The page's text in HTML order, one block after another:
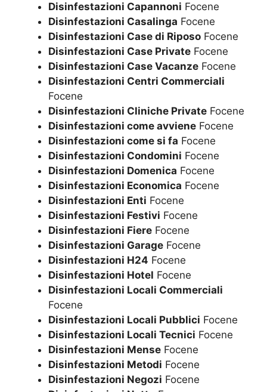
Disinfestazioni Capannoni Focene
Disinfestazioni Casalinga Focene
Disinfestazioni Case di Riposo Focene
Disinfestazioni Case Private Focene
Disinfestazioni Case Vacanze Focene
Disinfestazioni Centri Commerciali
Focene
Disinfestazioni Cliniche Private Focene
Disinfestazioni come avviene Focene
Disinfestazioni come si fa Focene
Disinfestazioni Condomini Focene
Disinfestazioni Domenica Focene
Disinfestazioni Economica Focene
Disinfestazioni Enti Focene
Disinfestazioni Festivi Focene
Disinfestazioni Fiere Focene
Disinfestazioni Garage Focene
Disinfestazioni H24 Focene
Disinfestazioni Hotel Focene
Disinfestazioni Locali Commerciali
Focene
Disinfestazioni Locali Pubblici Focene
Disinfestazioni Locali Tecnici Focene
Disinfestazioni Mense Focene
Disinfestazioni Metodi Focene
Disinfestazioni Negozi Focene